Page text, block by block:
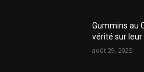
Gummins au
vérité sur
août 29, 2025